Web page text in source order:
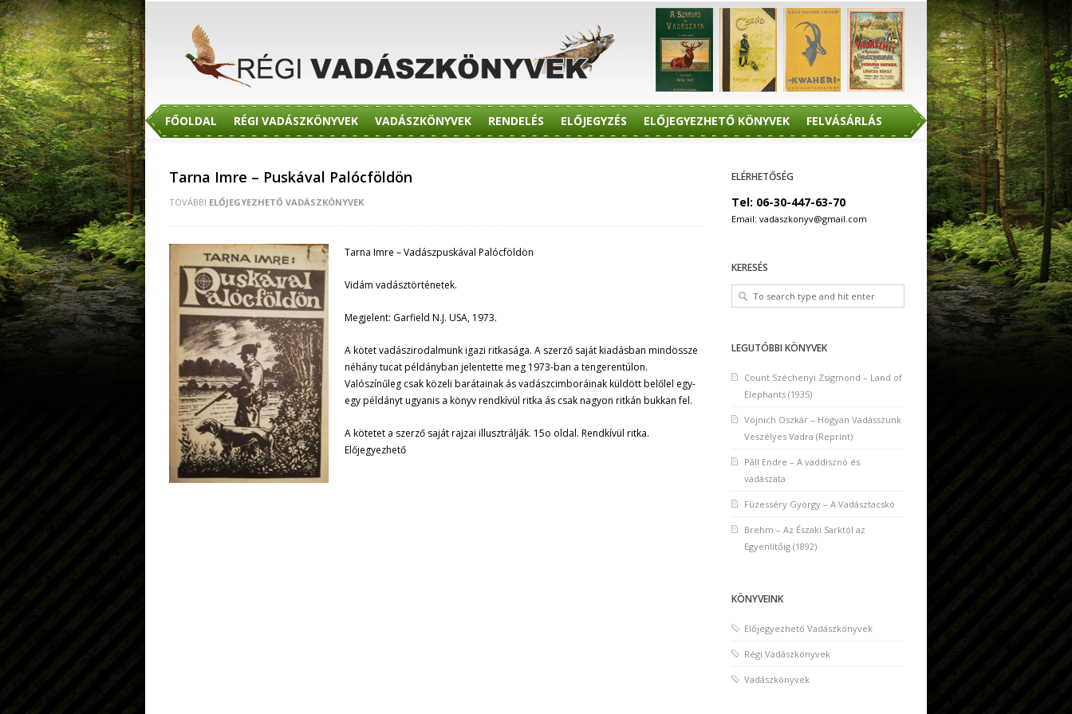
FŐOLDAL RÉGI VADÁSZKÖNYVEK VADÁSZKÖNYVEK RENDELÉS ELŐJEGYZÉS ELŐJEGYEZHETŐ KÖNYVEK FELVÁSÁRLÁS
Tarna Imre – Puskával Palócföldön
TOVÁBBI ELŐJEGYEZHETŐ VADÁSZKÖNYVEK
Tarna Imre – Vadászpuskával Palócföldön
Vidám vadásztörténetek.
Megjelent: Garfield N.J. USA, 1973.
A kötet vadászirodalmunk igazi ritkasága. A szerző saját kiadásban mindössze
néhány tucat példányban jelentette meg 1973-ban a tengerentúlon.
Valószínűleg csak közeli barátainak ás vadászcimboráinak küldött belőlel egy-
egy példányt ugyanis a könyv rendkívül ritka ás csak nagyon ritkán bukkan fel.
A kötetet a szerző saját rajzai illusztrálják. 15o oldal. Rendkívül ritka.
Előjegyezhető
ELÉRHETŐSÉG
Tel: 06-30-447-63-70
Email: vadaszkonyv@gmail.com
KERESÉS
LEGUTÓBBI KÖNYVEK
Count Széchenyi Zsigmond – Land of
Elephants (1935)
Vojnich Oszkár – Hogyan Vadásszunk
Veszélyes Vadra (Reprint)
Páll Endre – A vaddisznó és
vadászata
Füzesséry György – A Vadásztacskó
Brehm – Az Északi Sarktól az
Egyenlítőig (1892)
KÖNYVEINK
Előjegyezhető Vadászkönyvek
Régi Vadászkönyvek
Vadászkönyvek